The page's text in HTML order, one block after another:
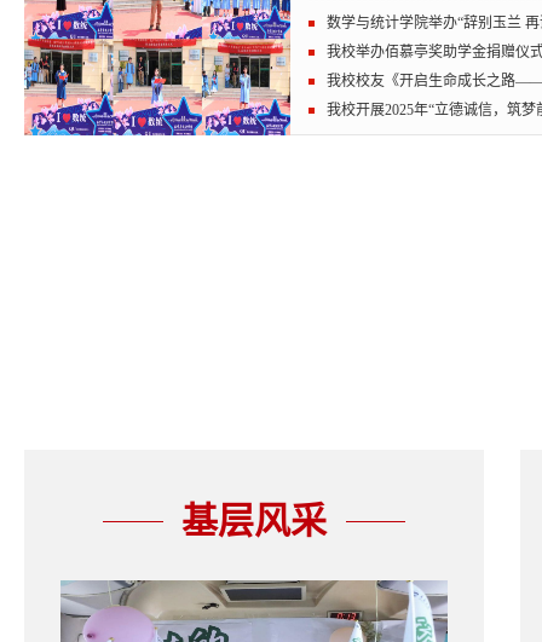
数学与统计学院举办“辞别玉兰 再
我校举办佰慕亭奖助学金捐赠仪
我校校友《开启生命成长之路
我校开展2025年“立德诚信，筑梦
基层风采